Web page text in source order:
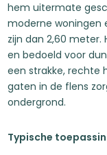
hem uitermate
moderne woningen
zijn dan 2,60
en bedoeld voor
een strakke, rechte
gaten in de flens
ondergrond.
Typische